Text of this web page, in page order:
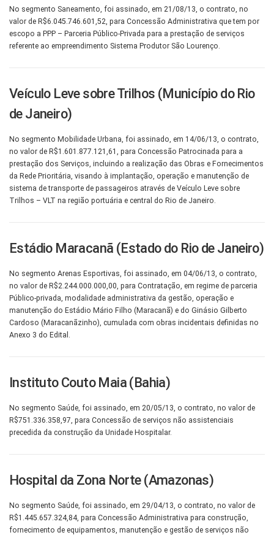
No segmento Saneamento, foi assinado, em 21/08/13, o contrato, no
valor de R$6.045.746.601,52, para Concessão Administrativa que tem por
escopo a PPP – Parceria Público-Privada para a prestação de serviços
referente ao empreendimento Sistema Produtor São Lourenço.
Veículo Leve sobre Trilhos (Município do Rio
de Janeiro)
No segmento Mobilidade Urbana, foi assinado, em 14/06/13, o contrato,
no valor de R$1.601.877.121,61, para Concessão Patrocinada para a
prestação dos Serviços, incluindo a realização das Obras e Fornecimentos
da Rede Prioritária, visando à implantação, operação e manutenção de
sistema de transporte de passageiros através de Veículo Leve sobre
Trilhos – VLT na região portuária e central do Rio de Janeiro.
Estádio Maracanã (Estado do Rio de Janeiro)
No segmento Arenas Esportivas, foi assinado, em 04/06/13, o contrato,
no valor de R$2.244.000.000,00, para Contratação, em regime de parceria
Público-privada, modalidade administrativa da gestão, operação e
manutenção do Estádio Mário Filho (Maracanã) e do Ginásio Gilberto
Cardoso (Maracanãzinho), cumulada com obras incidentais definidas no
Anexo 3 do Edital.
Instituto Couto Maia (Bahia)
No segmento Saúde, foi assinado, em 20/05/13, o contrato, no valor de
R$751.336.358,97, para Concessão de serviços não assistenciais
precedida da construção da Unidade Hospitalar.
Hospital da Zona Norte (Amazonas)
No segmento Saúde, foi assinado, em 29/04/13, o contrato, no valor de
R$1.445.657.324,84, para Concessão Administrativa para construção,
fornecimento de equipamentos, manutenção e gestão de serviços não